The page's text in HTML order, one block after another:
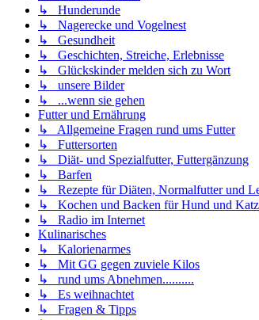
↳ Hunderunde
↳ Nagerecke und Vogelnest
↳ Gesundheit
↳ Geschichten, Streiche, Erlebnisse
↳ Glückskinder melden sich zu Wort
↳ unsere Bilder
↳ ...wenn sie gehen
Futter und Ernährung
↳ Allgemeine Fragen rund ums Futter
↳ Futtersorten
↳ Diät- und Spezialfutter, Futtergänzung
↳ Barfen
↳ Rezepte für Diäten, Normalfutter und
↳ Kochen und Backen für Hund und Katz
↳ Radio im Internet
Kulinarisches
↳ Kalorienarmes
↳ Mit GG gegen zuviele Kilos
↳ rund ums Abnehmen..........
↳ Es weihnachtet
↳ Fragen & Tipps